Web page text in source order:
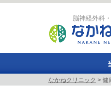
脳神経外科
なかねクリニック > 健